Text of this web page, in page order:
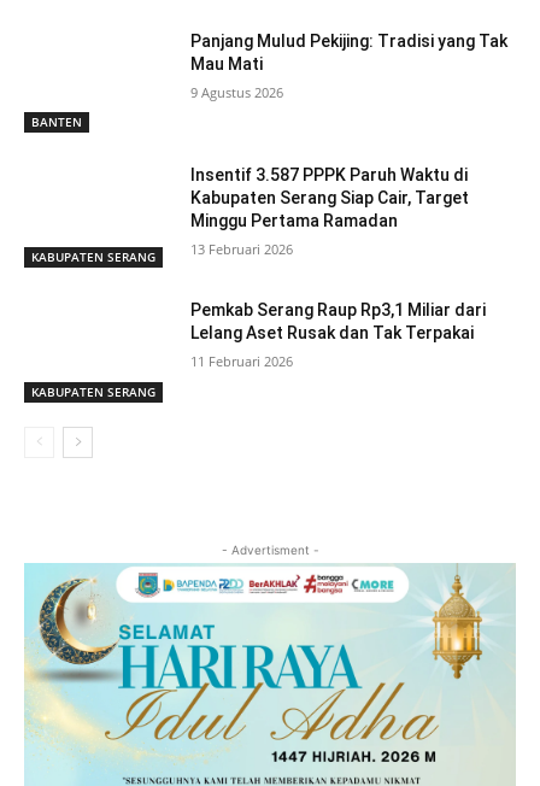
BANTEN
Panjang Mulud Pekijing: Tradisi yang Tak
Mau Mati
9 Agustus 2026
KABUPATEN SERANG
Insentif 3.587 PPPK Paruh Waktu di
Kabupaten Serang Siap Cair, Target
Minggu Pertama Ramadan
13 Februari 2026
KABUPATEN SERANG
Pemkab Serang Raup Rp3,1 Miliar dari
Lelang Aset Rusak dan Tak Terpakai
11 Februari 2026
- Advertisment -